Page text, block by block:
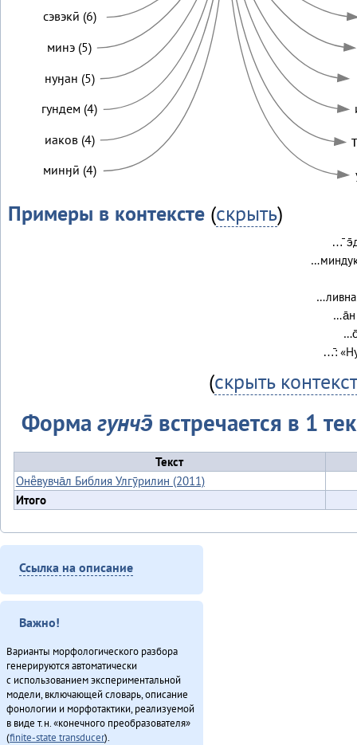
сэвэкӣ (6)
минэ (5)
нуӈан (5)
гундем (4)
иаков (4)
минӈӣ (4)
Примеры в контексте(скрыть)
…̄
…а̄н
…̄:
(скрыть контекст
Формагунчэ̄ встречается в 1
Текст
Онё̄вувча̄л Библия Улгӯрилин (2011)
Итого
Ссылка на описание
Важно!
Варианты морфологического разбора
генерируются автоматически
с использованием экспериментальной
модели, включающей словарь, описание
фонологии и морфотактики, реализуемой
в виде т.н. «конечного преобразователя»
(finite-state transducer).